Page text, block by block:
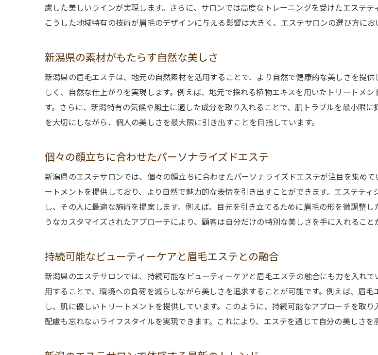
新潟のエステサロンでのプロのアドバ
眉毛の形状改善におけるエステの役割
米と温泉水がもたらす眉毛トリートメ
地元の美容製品が眉毛に与える影響
新潟のエステサロンが推奨する眉毛ケ
素材の力で眉毛に自信を持つために
エステ体験で変わる眉毛新潟ならではのアプ
エステ体験がもたらす眉毛の劇的な変
新潟県のエステサロンが提供する個別
眉毛トリートメントの真価を知る
施術前後の変化を楽しむエステ体験
エステがもたらす日常の贅沢
新潟県のエステが叶える眉毛の美しさの秘
眉毛エステの質を高める新潟の技術
エステサロンが提供する特別な施術
新潟のエステサロンで体感する美の秘
慮した美しいラインが実現します。さらに、サロンでは高度なトレーニングを受けたエステ
こうした地域特有の技術が眉毛のデザインに与える影響は大きく、エステサロンの選び方にお
新潟県の素材がもたらす自然な美しさ
新潟県の眉毛エステは、地元の自然素材を活用することで、より自然で健康的な美しさを提
しく、自然な仕上がりを実現します。例えば、地元で採れる植物エキスを用いたトリートメ
す。さらに、新潟特有の気候や風土に適した成分を取り入れることで、肌トラブルを最小限
を大切にしながら、個人の美しさを最大限に引き出すことを目指しています。
個々の顔立ちに合わせたパーソナライズドエステ
新潟県のエステサロンでは、個々の顔立ちに合わせたパーソナライズドエステが注目を集め
ートメントを提供しており、より自然で魅力的な表情を引き出すことができます。エステテ
し、その人に最適な施術を提案します。例えば、目元を引き立てるために眉毛の形を微調整
うなカスタマイズされたアプローチにより、顧客は自分だけの特別な美しさを手に入れること
持続可能なビューティーケアと眉毛エステとの融合
新潟県のエステサロンでは、持続可能なビューティーケアと眉毛エステの融合にも力を入れ
用することで、環境への負荷を減らしながら美しさを追求することが可能です。例えば、眉
し、肌に優しいトリートメントを提供しています。このように、持続可能なアプローチを取
配慮も忘れないライフスタイルを実現できます。これにより、エステを通じて自分の美しさを